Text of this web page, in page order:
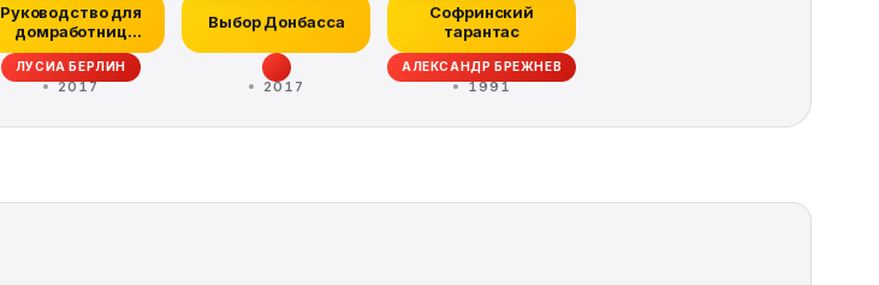
Руководство для
домработниц
(сборник)
ЛУСИА БЕРЛИН
2017
Выбор Донбасса
2017
Софринский
тарантас
АЛЕКСАНДР БРЕЖНЕВ
1991